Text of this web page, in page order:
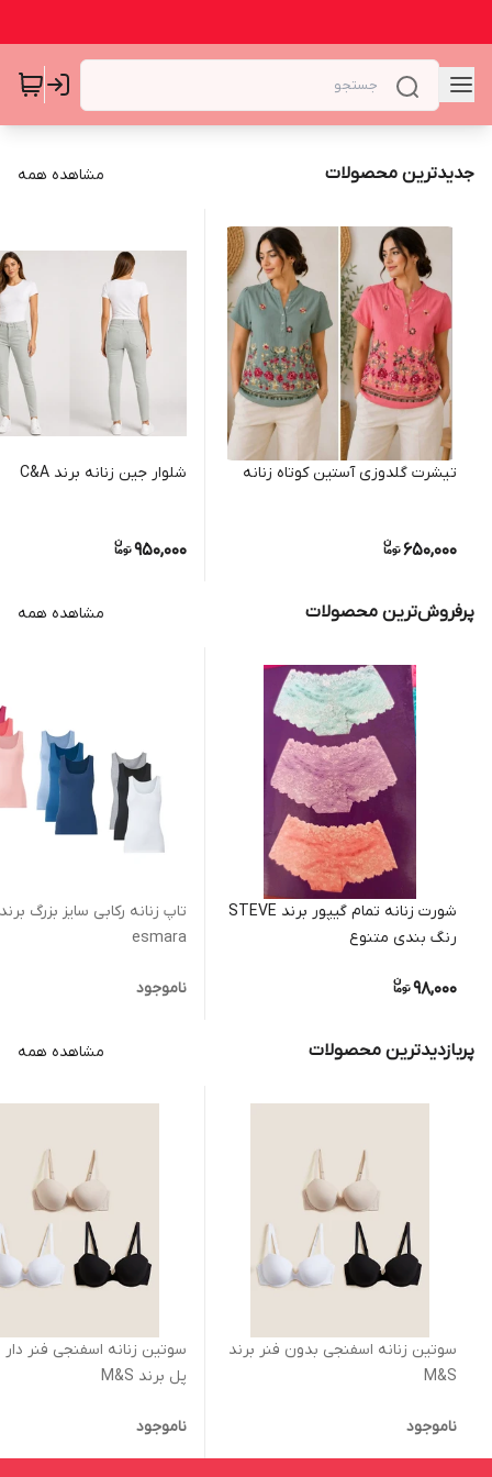
جدیدترین محصولات مشاهده همه
تیشرت گلدوزی آستین کوتاه زنانه
650,000
شلوار جین زنانه برند C&A
950,000
پرفروش‌ترین محصولات مشاهده همه
شورت زنانه تمام گیپور برند STEVE
رنگ بندی متنوع
98,000
تاپ زنانه رکابی سایز بزرگ برند
esmara
ناموجود
پربازدیدترین محصولات مشاهده همه
سوتین زنانه اسفنجی بدون فنر برند
M&S
ناموجود
سوتین زنانه اسفنجی فنر
پل برند M&S
ناموجود